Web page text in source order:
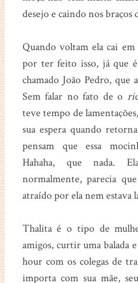
desejo e caindo nos braços
Quando voltam ela cai
por ter feito isso, já que
chamado João Pedro, que
Sem falar no fato de o
teve tempo de
sua espera quando
pensam que essa
Hahaha, que nada.
normalmente, parecia
atraído por ela nem estava
Thalita é o tipo de
amigos, curtir uma balada
hour com os colegas de
importa com sua mãe,